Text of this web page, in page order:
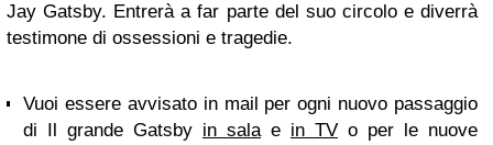
Jay Gatsby. Entrerà a far parte del suo circolo e diverrà
testimone di ossessioni e tragedie.
Vuoi essere avvisato in mail per ogni nuovo passaggio
di Il grande Gatsby in salae in TV o per le nuove